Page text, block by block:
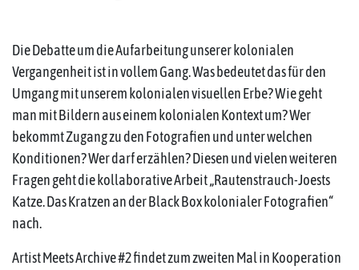
Die Debatte um die Aufarbeitung unserer kolonialen
Vergangenheit ist in vollem Gang. Was bedeutet das für den
Umgang mit unserem kolonialen visuellen Erbe? Wie geht
man mit Bildern aus einem kolonialen Kontext um? Wer
bekommt Zugang zu den Fotografien und unter welchen
Konditionen? Wer darf erzählen? Diesen und vielen weiteren
Fragen geht die kollaborative Arbeit „Rautenstrauch-Joests
Katze. Das Kratzen an der Black Box kolonialer Fotografien“
nach.
Artist Meets Archive #2 findet zum zweiten Mal in Kooperation